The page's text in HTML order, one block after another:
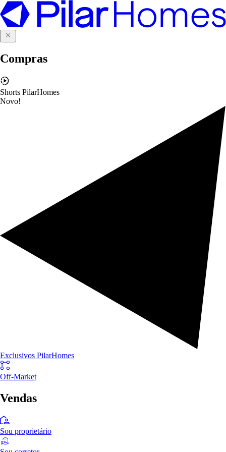
Compras
Shorts PilarHomes
Novo!
Exclusivos PilarHomes
Off-Market
Vendas
Sou proprietário